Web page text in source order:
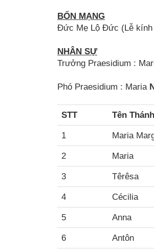
BỔN MẠNG
Đức Mẹ Lộ Đức (Lễ kính
NHÂN SỰ
Trưởng Praesidium :
Phó Praesidium : Maria
STT Tên Thánh
1 Maria
2 Maria
3 Têrêsa
4 Cécilia
5 Anna
6 Antôn